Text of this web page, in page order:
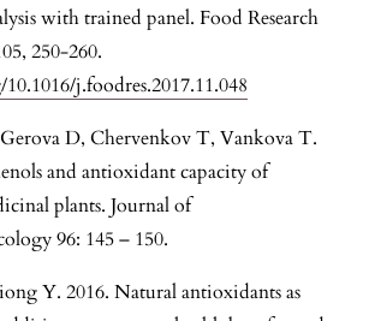
with trained panel. Food Research
250-260.
j.foodres.2017.11.048
D, Chervenkov T, Vankova T.
and antioxidant capacity of
plants. Journal of
96: 145 – 150.
Y. 2016. Natural antioxidants as